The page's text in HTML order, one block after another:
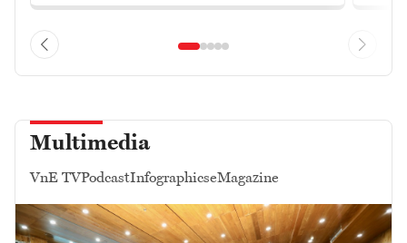
Multimedia
VnE TVPodcastInfographicseMagazine